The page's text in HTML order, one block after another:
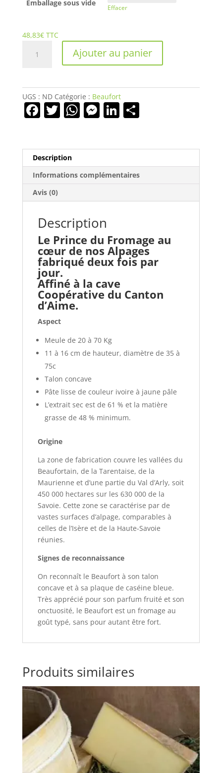
Emballage sous vide
Effacer
48,83€ TTC
2kg
Ajouter au panier
UGS : ND Catégorie : Beaufort
F
e
b
o
o
k
T
er
W
A
p
p
M
n
g
er
Li
dI
n
P
er
Description
Informations complémentaires
Avis (0)
Description
Le Prince du Fromage au
cœur de nos Alpages
fabriqué deux fois par
jour.
Affiné à la cave
Coopérative du Canton
d’Aime.
Aspect
Meule de 20 à 70 Kg
11 à 16 cm de hauteur, diamètre de 35 à
75c
Talon concave
Pâte lisse de couleur ivoire à jaune pâle
L’extrait sec est de 61 % et la matière
grasse de 48 % minimum.
Origine
La zone de fabrication couvre les vallées du
Beaufortain, de la Tarentaise, de la
Maurienne et d’une partie du Val d’Arly, soit
450 000 hectares sur les 630 000 de la
Savoie. Cette zone se caractérise par de
vastes surfaces d’alpage, comparables à
celles de l’Isère et de la Haute-Savoie
réunies.
Signes de reconnaissance
On reconnaît le Beaufort à son talon
concave et à sa plaque de caséine bleue.
Très apprécié pour son parfum fruité et son
onctuosité, le Beaufort est un fromage au
goût typé, sans pour autant être fort.
Produits similaires